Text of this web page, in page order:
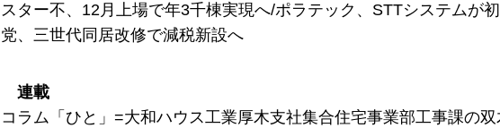
スター不、12月上場で年3千棟実現へ/ポラテック、STTシステムが
党、三世代同居改修で減税新設へ
連載
コラム「ひと」=大和ハウス工業厚木支社集合住宅事業部工事課の